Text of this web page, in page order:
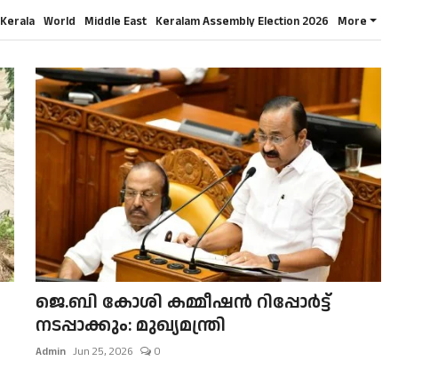
Kerala World Middle East Keralam Assembly Election 2026 More
ജെ.ബി കോശി കമ്മീഷൻ റിപ്പോർട്ട്
നടപ്പാക്കും: മുഖ്യമന്ത്രി
Admin Jun 25, 2026 0